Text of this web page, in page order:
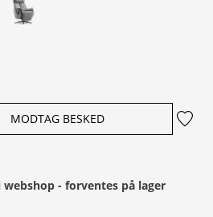
MODTAG BESKED
- forventes på lager